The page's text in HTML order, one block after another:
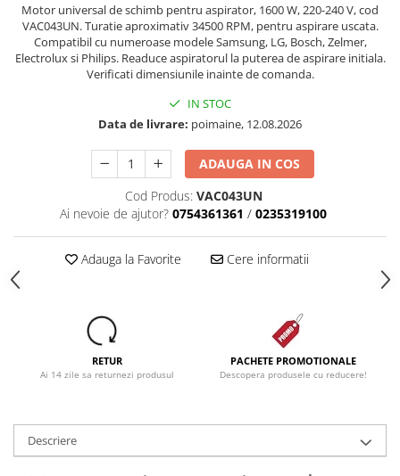
Filtre Purificatoare Aer
Accesorii Piese Aer Conditionat
Casa si gradina
Accesorii Audio Hi-Fi
Electrice
Gratar
Ingrijire personala
Produse pentru copii
Scaune auto copii
GRUPA 0+1 2 3/ 0-36 kg / 0-12 ani
Jucarii si Jocuri
IT&C
Imprimante
Motor universal de schimb pentru aspirator, 1600 W, 220-240 V, cod
VAC043UN. Turatie aproximativ 34500 RPM, pentru aspirare uscata.
Compatibil cu numeroase modele Samsung, LG, Bosch, Zelmer,
Electrolux si Philips. Readuce aspiratorul la puterea de aspirare initiala.
Verificati dimensiunile inainte de comanda.
IN STOC
Data de livrare: poimaine, 12.08.2026
ADAUGA IN COS
Cod Produs: VAC043UN
Ai nevoie de ajutor? 0754361361 / 0235319100
Adauga la Favorite Cere informatii
RETUR
Ai 14 zile sa returnezi produsul
PACHETE PROMOTIONALE
Descopera produsele cu reducere!
Descriere